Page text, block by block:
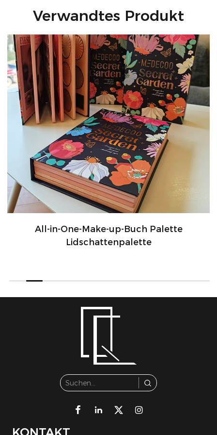
Verwandtes Produkt
All-in-One-Make-up-Buch Palette
Lidschattenpalette